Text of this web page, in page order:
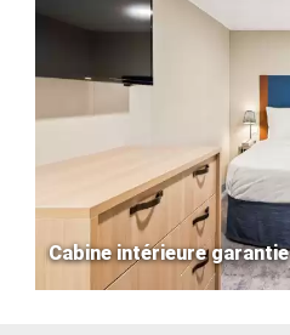
Cabine intérieure garantie